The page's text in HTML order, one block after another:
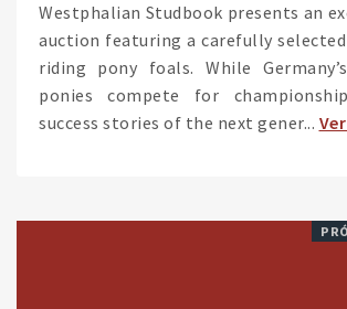
Westphalian Studbook presents an
auction featuring a carefully
riding pony foals. While
ponies compete for
success stories of the next gener...